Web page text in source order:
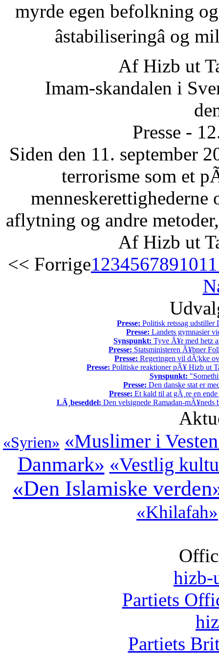
myrde egen befolkning
âstabiliseringâ
Af Hizb ut
Imam-skandalen i
Presse -
Siden den 11. september
terrorisme som et
aflytning og andre
Af Hizb ut
<< Forrige1234567891011
Presse: Politisk retssag udstiller
Presse: Landets gymnasier
Synspunkt: Tyve Ã¥r med hetz
Presse: Statsministeren Ã¥bner
Presse: Regeringen vil dÃ¦kke
Presse: Politiske reaktioner pÃ¥ Hizb ut
Synspunkt:
Presse: Den danske stat er
Presse: Et kald til at gÃ¸re en
LÃ¸beseddel: Den velsignede Ramadan-mÃ¥neds
«Syrien» «Muslimer i
Danmark» «Vestlig
«Den Islamiske
«Khilafah»
hizb-
Partiets
Partiets